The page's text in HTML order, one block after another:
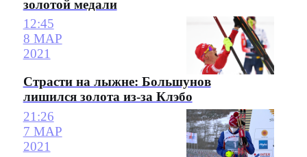
золотой медали
12:45
8 МАР
2021
Страсти на лыжне: Большунов
лишился золота из-за Клэбо
21:26
7 МАР
2021